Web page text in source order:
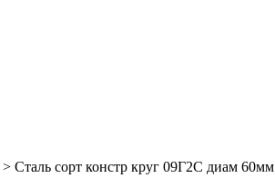
> Сталь сорт констр круг 09Г2С диам 60мм